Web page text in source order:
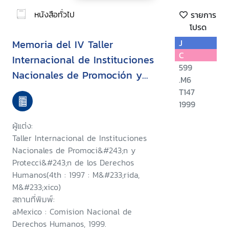
หนังสือทั่วไป
รายการ
โปรด
Memoria del IV Taller
Internacional de Instituciones
Nacionales de Promoción y
Protección de los Derechos
Humanos = Summary of the
Fourth International Workshop
on National Institutions for the
Promotion and Protection for
Human Rights = Compte Rendu
de la Quatrième Recontre
Internationale des Institutions
Nationales pour la Promotion
et la Protection des Droits de
ผู้แต่ง:
Taller Internacional de Instituciones
Nacionales de Promoci&#243;n y
Protecci&#243;n de los Derechos
Humanos(4th : 1997 : M&#233;rida,
M&#233;xico)
สถานที่พิมพ์:
aMexico : Comision Nacional de
Derechos Humanos, 1999.
J
C
599
.M6
T147
1999